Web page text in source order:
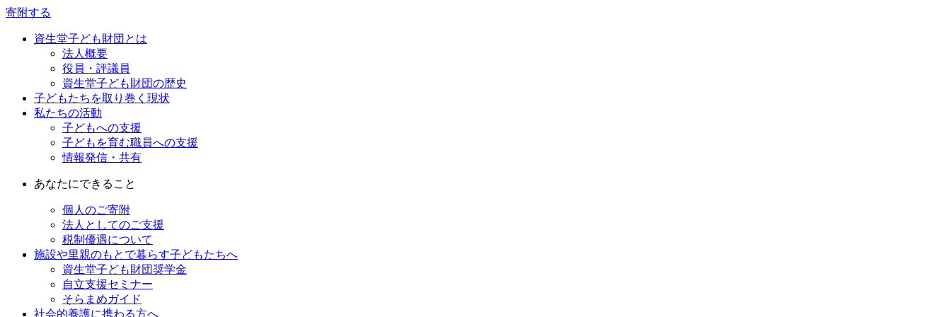
寄附する
資生堂子ども財団とは
法人概要
役員・評議員
資生堂子ども財団の歴史
子どもたちを取り巻く現状
私たちの活動
子どもへの支援
子どもを育む職員への支援
情報発信・共有
あなたにできること
個人のご寄附
法人としてのご支援
税制優遇について
施設や里親のもとで暮らす子どもたちへ
資生堂子ども財団奨学金
自立支援セミナー
そらまめガイド
社会的養護に携わる方へ